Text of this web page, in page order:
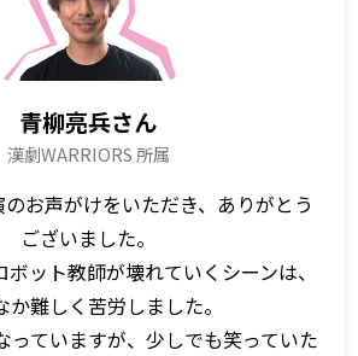
青柳亮兵さん
漢劇WARRIORS 所属
お声がけをいただき、ありがとう
ございました。
ット教師が壊れていくシーンは、
か難しく苦労しました。
っていますが、少しでも笑っていた